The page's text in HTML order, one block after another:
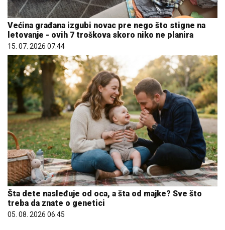
Većina građana izgubi novac pre nego što stigne na
letovanje - ovih 7 troškova skoro niko ne planira
15. 07. 2026 07:44
Šta dete nasleđuje od oca, a šta od majke? Sve što
treba da znate o genetici
05. 08. 2026 06:45